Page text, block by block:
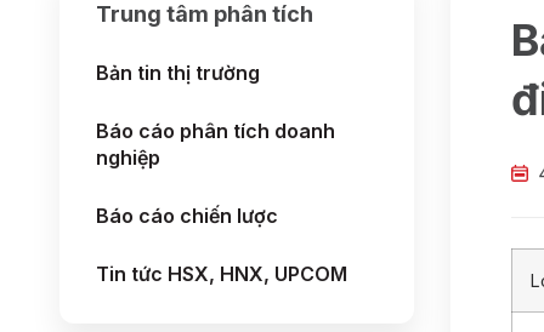
Trung tâm phân tích
Bản tin thị trường
Báo cáo phân tích doanh
nghiệp
Báo cáo chiến lược
Tin tức HSX, HNX, UPCOM